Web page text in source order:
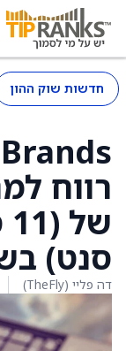
חדשות שוק ההון
סנט)
דה פליי (TheFly)